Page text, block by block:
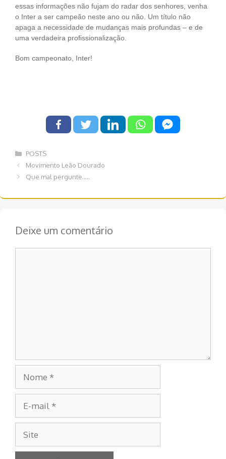
essas informações não fujam do radar dos senhores, venha
o Inter a ser campeão neste ano ou não. Um título não
apaga a necessidade de mudanças mais profundas – e de
uma verdadeira profissionalização.
Bom campeonato, Inter!
Categorias
POSTS
Navegação
de
Movimento Leão Dourado
Que mal pergunte…..
Deixe um comentário
mail